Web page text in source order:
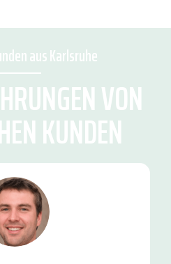
aus Karlsruhe
VON
KUNDEN